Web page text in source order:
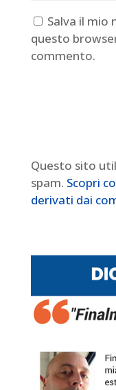
Salva il mio
questo
commento.
Questo sito
spam. Scopri
derivati dai